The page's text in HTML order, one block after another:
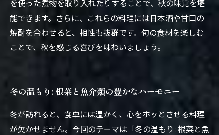
を使った煮物を取り入れたりすることで、秋の味覚を堪
能できます。さらに、これらの料理には日本酒や甘口の
焼酎を合わせると、相性も抜群です。旬の食材を楽しむ
ことで、秋を感じる喜びを味わいましょう。
冬の温もり: 根菜と魚介類の豊かなハーモニー
冬が訪れると、食卓には温かく、心をホッとさせる料理
が欠かせません。今回のテーマは「冬の温もり: 根菜と魚